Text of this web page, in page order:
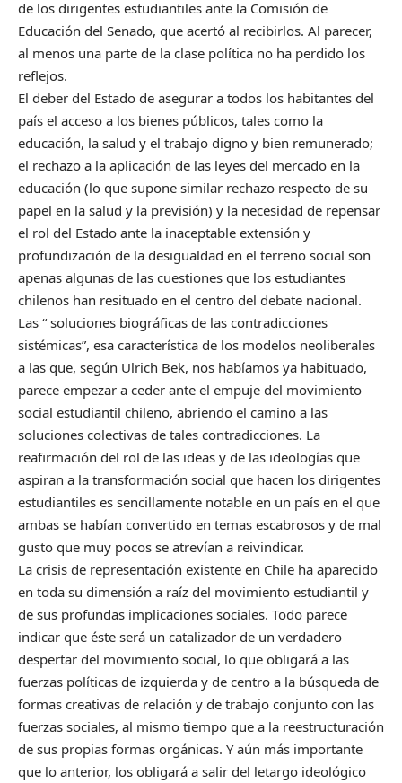
de los dirigentes estudiantiles ante la Comisión de
Educación del Senado, que acertó al recibirlos. Al parecer,
al menos una parte de la clase política no ha perdido los
reflejos.
El deber del Estado de asegurar a todos los habitantes del
país el acceso a los bienes públicos, tales como la
educación, la salud y el trabajo digno y bien remunerado;
el rechazo a la aplicación de las leyes del mercado en la
educación (lo que supone similar rechazo respecto de su
papel en la salud y la previsión) y la necesidad de repensar
el rol del Estado ante la inaceptable extensión y
profundización de la desigualdad en el terreno social son
apenas algunas de las cuestiones que los estudiantes
chilenos han resituado en el centro del debate nacional.
Las “ soluciones biográficas de las contradicciones
sistémicas”, esa característica de los modelos neoliberales
a las que, según Ulrich Bek, nos habíamos ya habituado,
parece empezar a ceder ante el empuje del movimiento
social estudiantil chileno, abriendo el camino a las
soluciones colectivas de tales contradicciones. La
reafirmación del rol de las ideas y de las ideologías que
aspiran a la transformación social que hacen los dirigentes
estudiantiles es sencillamente notable en un país en el que
ambas se habían convertido en temas escabrosos y de mal
gusto que muy pocos se atrevían a reivindicar.
La crisis de representación existente en Chile ha aparecido
en toda su dimensión a raíz del movimiento estudiantil y
de sus profundas implicaciones sociales. Todo parece
indicar que éste será un catalizador de un verdadero
despertar del movimiento social, lo que obligará a las
fuerzas políticas de izquierda y de centro a la búsqueda de
formas creativas de relación y de trabajo conjunto con las
fuerzas sociales, al mismo tiempo que a la reestructuración
de sus propias formas orgánicas. Y aún más importante
que lo anterior, los obligará a salir del letargo ideológico